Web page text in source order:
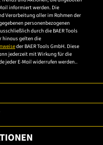
informiert werden. Die
Verarbeitung aller im Rahmen der
personenbezogenen
durch die BAER Tools
hinaus gelten die
der BAER Tools GmbH. Diese
jederzeit mit Wirkung für die
jeder E-Mail widerrufen werden..